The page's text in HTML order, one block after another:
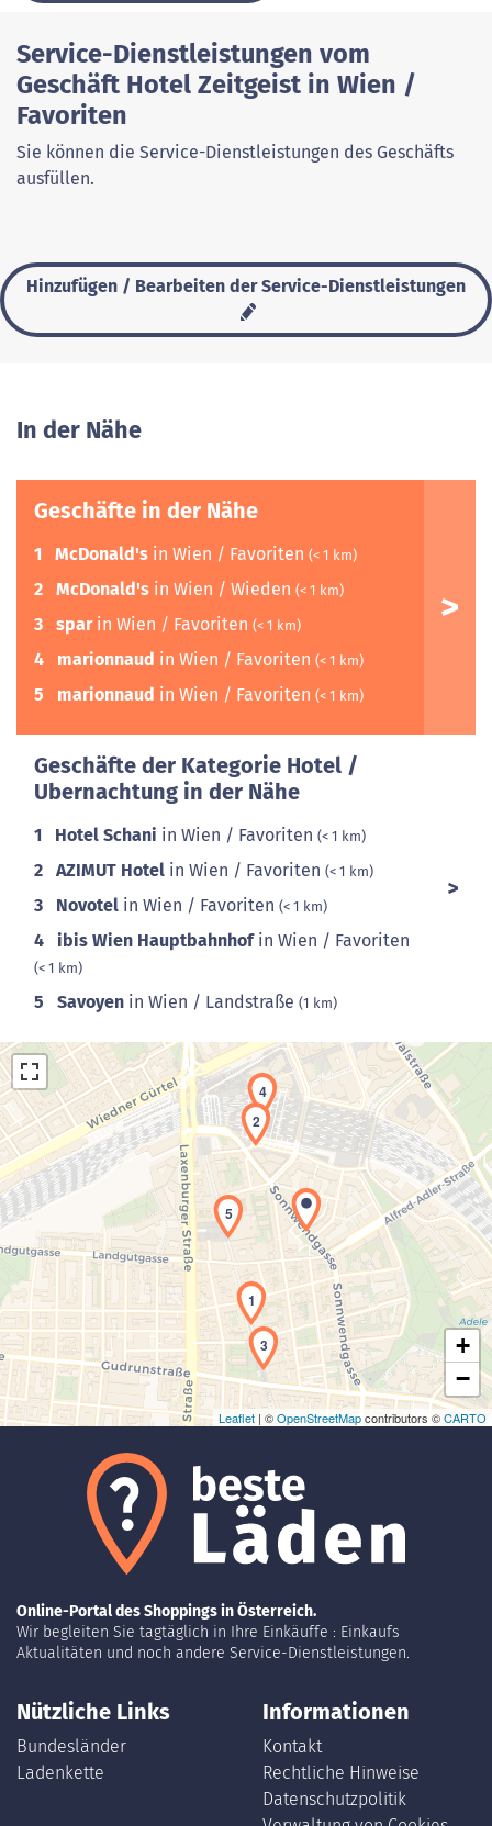
Service-Dienstleistungen vom
Geschäft Hotel Zeitgeist in Wien /
Favoriten
Sie können die Service-Dienstleistungen des Geschäfts
ausfüllen.
Hinzufügen / Bearbeiten der Service-Dienstleistungen
In der Nähe
Geschäfte in der Nähe
1 McDonald's in Wien / Favoriten (< 1 km)
2 McDonald's in Wien / Wieden (< 1 km)
3 sparin Wien / Favoriten (< 1 km)
4 marionnaud in Wien / Favoriten (< 1 km)
5 marionnaud in Wien / Favoriten (< 1 km)
Geschäfte der Kategorie Hotel /
Ubernachtung in der Nähe
1 Hotel Schani in Wien / Favoriten (< 1 km)
2 AZIMUT Hotel in Wien / Favoriten (< 1 km)
3 Novotel in Wien / Favoriten (< 1 km)
4 ibis Wien Hauptbahnhofin Wien / Favoriten
(< 1 km)
5 Savoyen in Wien / Landstraße (1 km)
Laden der Karte...
1
2
3
4
5
+
−
Leaflet | ©OpenStreetMapcontributors ©CARTO
Online-Portal des Shoppings in Österreich.
Wir begleiten Sie tagtäglich in Ihre Einkäuffe : Einkaufs
Aktualitäten und noch andere Service-Dienstleistungen.
Nützliche Links
Bundesländer
Ladenkette
Informationen
Kontakt
Rechtliche Hinweise
Datenschutzpolitik